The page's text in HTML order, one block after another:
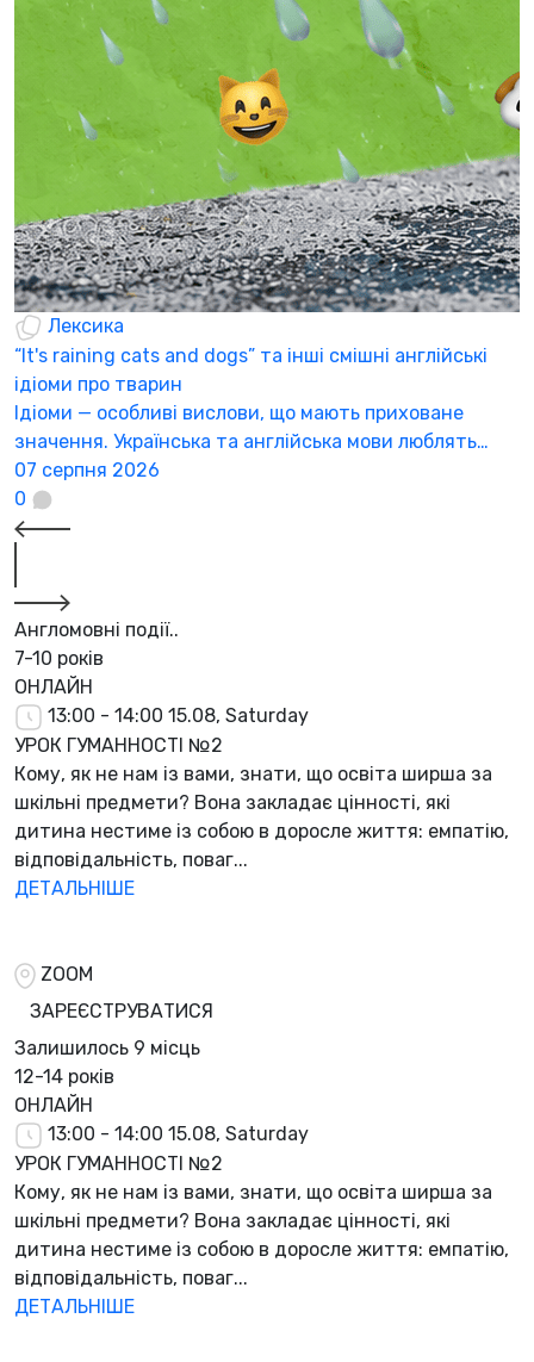
Лексика
“It's raining cats and dogs” та інші смішні англійські
ідіоми про тварин
Ідіоми — особливі вислови, що мають приховане
значення. Українська та англійська мови люблять…
07 серпня 2026
0
Англомовні події..
7-10 років
ОНЛАЙН
13:00 - 14:00 15.08, Saturday
УРОК ГУМАННОСТІ №2
Кому, як не нам із вами, знати, що освіта ширша за
шкільні предмети? Вона закладає цінності, які
дитина нестиме із собою в доросле життя: емпатію,
відповідальність, поваг...
ДЕТАЛЬНІШЕ
ZOOM
ЗАРЕЄСТРУВАТИСЯ
Залишилось 9 місць
12-14 років
ОНЛАЙН
13:00 - 14:00 15.08, Saturday
УРОК ГУМАННОСТІ №2
Кому, як не нам із вами, знати, що освіта ширша за
шкільні предмети? Вона закладає цінності, які
дитина нестиме із собою в доросле життя: емпатію,
відповідальність, поваг...
ДЕТАЛЬНІШЕ